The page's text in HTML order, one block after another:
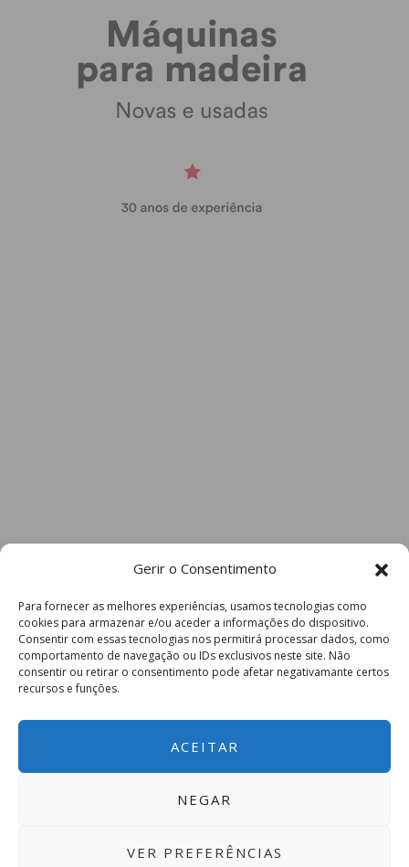
Gerir o Consentimento
Para fornecer as melhores experiências, usamos tecnologias como
cookies para armazenar e/ou aceder a informações do dispositivo.
Consentir com essas tecnologias nos permitirá processar dados, como
comportamento de navegação ou IDs exclusivos neste site. Não
consentir ou retirar o consentimento pode afetar negativamante certos
recursos e funções.
ACEITAR
NEGAR
VER PREFERÊNCIAS